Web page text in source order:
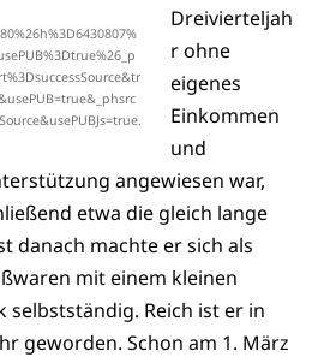
Dreivierteljah
r ohne
eigenes
Einkommen
und
angewiesen war,
etwa die gleich lange
danach machte er sich als
mit einem kleinen
selbstständig. Reich ist er in
geworden. Schon am 1. März